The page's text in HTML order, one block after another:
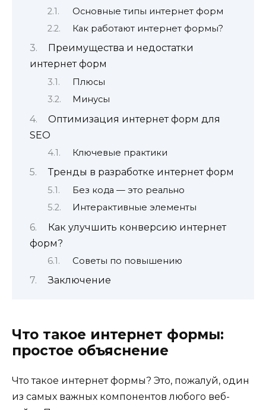
Основные типы интернет форм
Как работают интернет формы?
Преимущества и недостатки
интернет форм
Плюсы
Минусы
Оптимизация интернет форм для
SEO
Ключевые практики
Тренды в разработке интернет форм
Без кода — это реально
Интерактивные элементы
Как улучшить конверсию интернет
форм?
Советы по повышению
Заключение
Что такое интернет формы:
простое объяснение
Что такое интернет формы? Это, пожалуй, один
из самых важных компонентов любого веб-